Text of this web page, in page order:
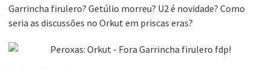
Se queres salvar o mundo, o veganismo não é a resposta
Garrincha firulero? Getúlio morreu? U2 é novidade? Como
seria as discussões no Orkut em priscas eras?